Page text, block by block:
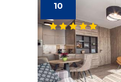
10